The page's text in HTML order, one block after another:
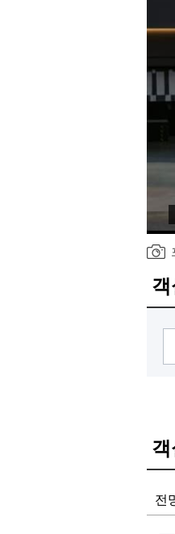
전